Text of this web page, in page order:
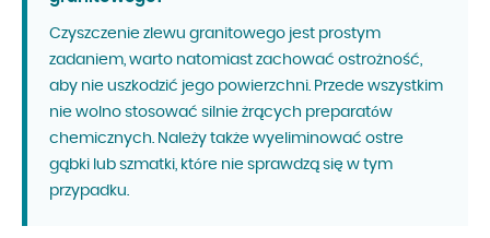
Czyszczenie zlewu granitowego jest prostym
zadaniem, warto natomiast zachować ostrożność,
aby nie uszkodzić jego powierzchni. Przede wszystkim
nie wolno stosować silnie żrących preparatów
chemicznych. Należy także wyeliminować ostre
gąbki lub szmatki, które nie sprawdzą się w tym
przypadku.